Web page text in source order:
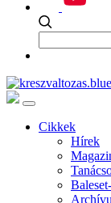
Cikkek
Hírek